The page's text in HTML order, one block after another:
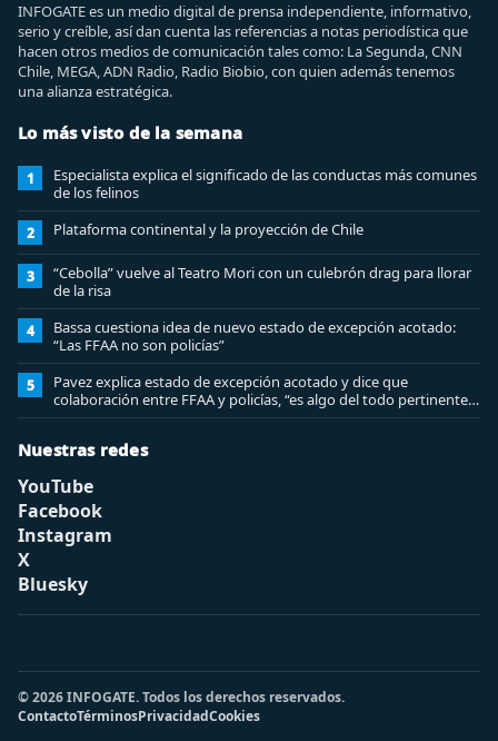
INFOGATE es un medio digital de prensa independiente, informativo,
serio y creíble, así dan cuenta las referencias a notas periodística que
hacen otros medios de comunicación tales como: La Segunda, CNN
Chile, MEGA, ADN Radio, Radio Biobio, con quien además tenemos
una alianza estratégica.
Lo más visto de la semana
1
Especialista explica el significado de las conductas más comunes
de los felinos
2 Plataforma continental y la proyección de Chile
3
“Cebolla” vuelve al Teatro Mori con un culebrón drag para llorar
de la risa
4
Bassa cuestiona idea de nuevo estado de excepción acotado:
“Las FFAA no son policías”
5
Pavez explica estado de excepción acotado y dice que
colaboración entre FFAA y policías, “es algo del todo pertinente
analizar”
Nuestras redes
YouTube
Facebook
Instagram
X
Bluesky
© 2026 INFOGATE. Todos los derechos reservados.
ContactoTérminosPrivacidadCookies